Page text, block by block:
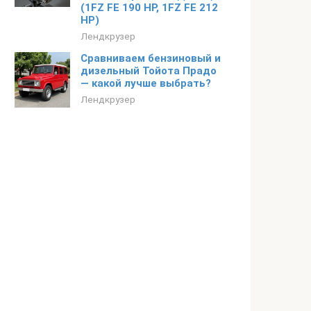
(1FZ FE 190 HP, 1FZ FE 212
HP)
Лендкрузер
Сравниваем бензиновый и
дизельный Тойота Прадо
— какой лучше выбрать?
Лендкрузер